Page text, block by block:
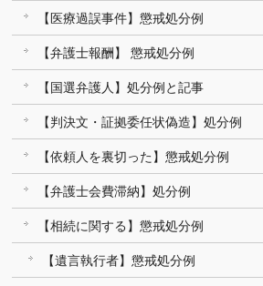
【医療過誤事件】懲戒処分例
【弁護士報酬】 懲戒処分例
【国選弁護人】処分例と記事
【判決文・証拠委任状偽造】処分例
【依頼人を裏切った】懲戒処分例
【弁護士会費滞納】処分例
【相続に関する】懲戒処分例
【遺言執行者】懲戒処分例